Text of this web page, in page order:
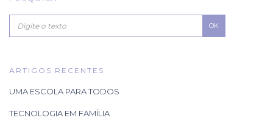
OK
ARTIGOS RECENTES
UMA ESCOLA PARA TODOS
TECNOLOGIA EM FAMÍLIA